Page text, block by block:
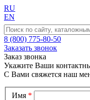
RU
EN
8 (800) 775-80-50
Заказать звонок
Заказ звонка
Укажите Ваши
С Вами свяжется наш
Имя *